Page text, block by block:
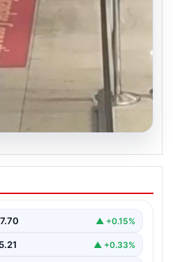
Heimlich
personele ödül
ile Kurtaran Havalimanı▲ +0.15%
▲ +0.33%